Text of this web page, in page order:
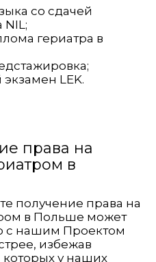
со сдачей
NIL;
гериатра в
LEK.
права на
в
получение права на
в Польше может
с нашим Проектом
избежав
у наших